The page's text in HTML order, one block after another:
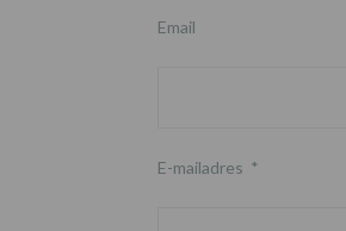
Email
E-mailadres *